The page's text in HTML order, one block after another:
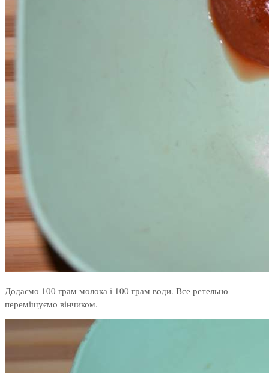
Додаємо 100 грам молока і 100 грам води. Все ретельно
перемішуємо вінчиком.